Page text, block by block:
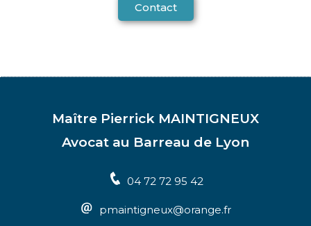
Contact
Maître Pierrick MAINTIGNEUX
Avocat au Barreau de Lyon
04 72 72 95 42
pmaintigneux@orange.fr